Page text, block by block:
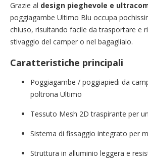
Grazie al design pieghevole e
poggiagambe Ultimo Blu occupa
chiuso, risultando facile da trasportare e
stivaggio del camper o nel bagagliaio.
Caratteristiche principali
Poggiagambe / poggiapiedi da
poltrona Ultimo
Tessuto Mesh 2D traspirante per
Sistema di fissaggio integrato per
Struttura in alluminio leggera e